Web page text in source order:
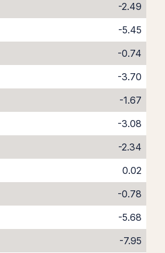
-2.49
-5.45
-0.74
-3.70
-1.67
-3.08
-2.34
0.02
-0.78
-5.68
-7.95